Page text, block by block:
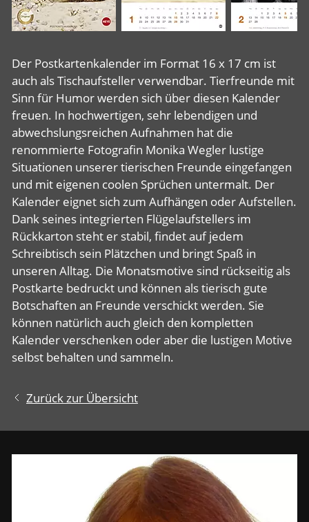
Der Postkartenkalender im Format 16 x 17 cm ist
auch als Tischaufsteller verwendbar. Tierfreunde mit
Sinn für Humor werden sich über diesen Kalender
freuen. In hochwertigen, sehr lebendigen und
abwechslungsreichen Aufnahmen hat die
renommierte Fotografin Monika Wegler lustige
Situationen unserer tierischen Freunde eingefangen
und mit eigenen coolen Sprüchen untermalt. Der
Kalender eignet sich zum Aufhängen oder Aufstellen.
Dank seines integrierten Flügelaufstellers im
Rückkarton steht er stabil, findet auf jedem
Schreibtisch sein Plätzchen und bringt Spaß in
unseren Alltag. Die Monatsmotive sind rückseitig als
Postkarte bedruckt und können als tierisch gute
Botschaften an Freunde verschickt werden. Sie
können natürlich auch gleich den kompletten
Kalender verschenken oder aber die lustigen Motive
selbst behalten und sammeln.
Zurück zur Übersicht